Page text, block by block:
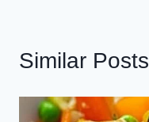
Similar Posts